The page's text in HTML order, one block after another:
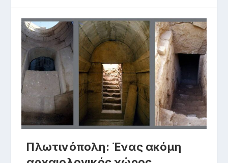
Πλωτινόπολη: Ένας ακόμη